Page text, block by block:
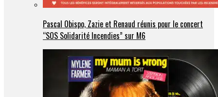
Pascal Obispo, Zazie et Renaud réunis pour le concert
“SOS Solidarité Incendies” sur M6